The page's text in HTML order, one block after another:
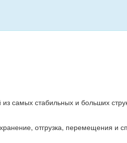
самых стабильных и больших
отгрузка, перемещения и